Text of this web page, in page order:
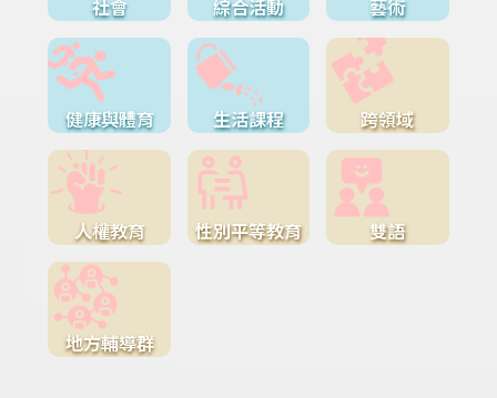
社會 綜合活動 藝術
健康與體育 生活課程 跨領域
人權教育 性別平等教育 雙語
地方輔導群